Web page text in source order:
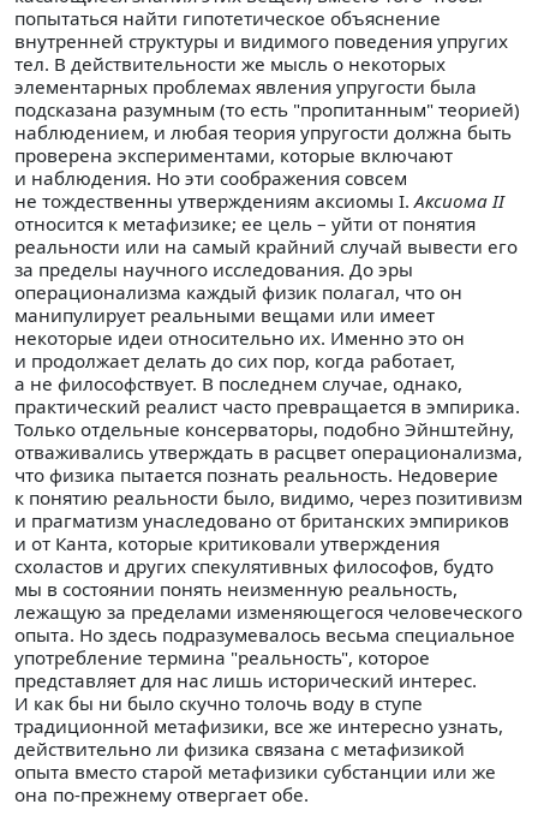
попытаться найти гипотетическое объяснение
внутренней структуры и видимого поведения упругих
тел. В действительности же мысль о некоторых
элементарных проблемах явления упругости была
подсказана разумным (то есть "пропитанным" теорией)
наблюдением, и любая теория упругости должна быть
проверена экспериментами, которые включают
и наблюдения. Но эти соображения совсем
не тождественны утверждениям аксиомы I. Аксиома II
относится к метафизике; ее цель – уйти от понятия
реальности или на самый крайний случай вывести его
за пределы научного исследования. До эры
операционализма каждый физик полагал, что он
манипулирует реальными вещами или имеет
некоторые идеи относительно их. Именно это он
и продолжает делать до сих пор, когда работает,
а не философствует. В последнем случае, однако,
практический реалист часто превращается в эмпирика.
Только отдельные консерваторы, подобно Эйнштейну,
отваживались утверждать в расцвет операционализма,
что физика пытается познать реальность. Недоверие
к понятию реальности было, видимо, через позитивизм
и прагматизм унаследовано от британских эмпириков
и от Канта, которые критиковали утверждения
схоластов и других спекулятивных философов, будто
мы в состоянии понять неизменную реальность,
лежащую за пределами изменяющегося человеческого
опыта. Но здесь подразумевалось весьма специальное
употребление термина "реальность", которое
представляет для нас лишь исторический интерес.
И как бы ни было скучно толочь воду в ступе
традиционной метафизики, все же интересно узнать,
действительно ли физика связана с метафизикой
опыта вместо старой метафизики субстанции или же
она по-прежнему отвергает обе.